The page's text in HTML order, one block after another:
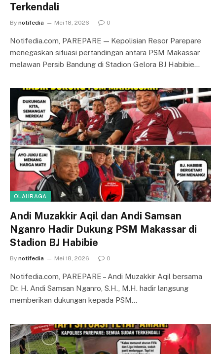
Terkendali
By notifedia Mei 18, 2026 0
Notifedia.com, PAREPARE — Kepolisian Resor Parepare
menegaskan situasi pertandingan antara PSM Makassar
melawan Persib Bandung di Stadion Gelora BJ Habibie…
OLAHRAGA
Andi Muzakkir Aqil dan Andi Samsan
Nganro Hadir Dukung PSM Makassar di
Stadion BJ Habibie
By notifedia Mei 18, 2026 0
Notifedia.com, PAREPARE – Andi Muzakkir Aqil bersama
Dr. H. Andi Samsan Nganro, S.H., M.H. hadir langsung
memberikan dukungan kepada PSM…